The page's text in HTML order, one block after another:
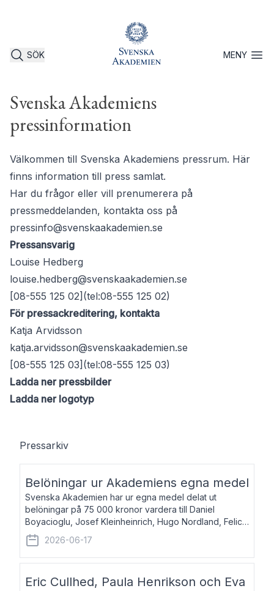
SÖK MENYÖppna
Svenska Akademiens
pressinformation
Välkommen till Svenska Akademiens pressrum. Här
finns information till press samlat.
Har du frågor eller vill prenumerera på
pressmeddelanden, kontakta oss på
pressinfo@svenskaakademien.se
Pressansvarig
Louise Hedberg
louise.hedberg@svenskaakademien.se
[08-555 125 02](tel:08-555 125 02)
För pressackreditering, kontakta
Katja Arvidsson
katja.arvidsson@svenskaakademien.se
[08-555 125 03](tel:08-555 125 03)
Ladda ner pressbilder
Ladda ner logotyp
Pressarkiv
Belöningar ur Akademiens egna medel
Svenska Akademien har ur egna medel delat ut
belöningar på 75 000 kronor vardera till Daniel
Boyacioglu, Josef Kleinheinrich, Hugo Nordland, Felicia
Stenroth och Svante Strandberg. Daniel Boyacioglu,
född 1981, är poet och scenartist. Josef
2026-06-17
Eric Cullhed, Paula Henrikson och Eva